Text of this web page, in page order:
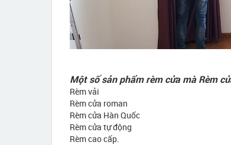
Một số sản phẩm rèm cửa mà Rèm
Rèm vải
Rèm cửa roman
Rèm cửa Hàn Quốc
Rèm cửa tự động
Rèm cao cấp.